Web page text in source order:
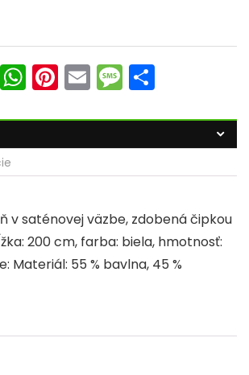
Li
n
n
W
h
a
ts
A
p
p
Pi
nt
er
e
st
E
m
ai
l
M
e
s
s
a
e
ar
e
v saténovej väzbe, zdobená čipkou
200 cm, farba: biela, hmotnosť:
Materiál: 55 % bavlna, 45 %